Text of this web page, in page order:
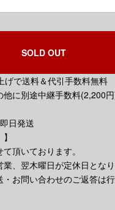
SOLD OUT
げで送料＆代引手数料無料
に別途中継手数料(2,200
日発送
頂いております。
、翌木曜日が定休日となり
お問い合わせのご返答は